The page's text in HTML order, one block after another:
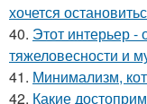
хочется
40. Этот интерьер -
тяжеловесности и
41. Минимализм,
42. Какие